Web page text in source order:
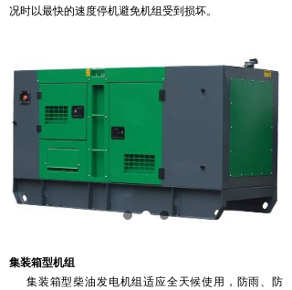
况时以最快的速度停机避免机组受到损坏。
集装箱型机组
集装箱型柴油发电机组适应全天候使用，防雨、防